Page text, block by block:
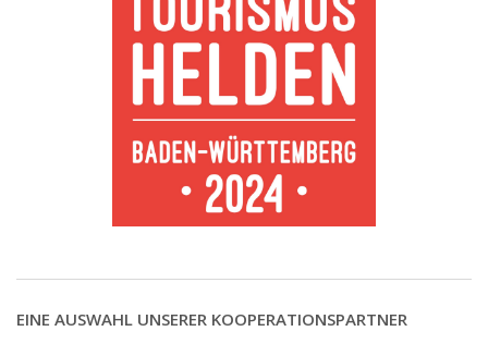
EINE AUSWAHL UNSERER KOOPERATIONSPARTNER